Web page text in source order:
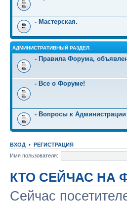
- Мастерская.
АДМИНИСТРАТИВНЫЙ РАЗДЕЛ.
- Правила Форума,
- Все о Форуме!
- Вопросы к
ВХОД • РЕГИСТРАЦИЯ
Имя пользователя:
КТО СЕЙЧАС НА
Сейчас